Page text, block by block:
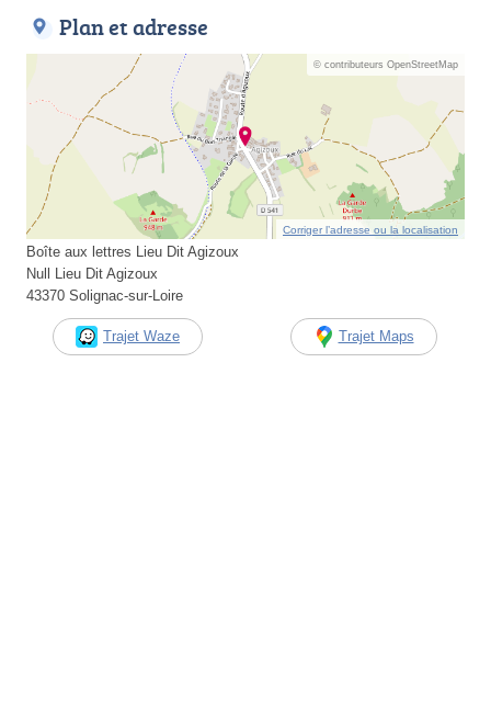
Plan et adresse
© contributeurs OpenStreetMap
Corriger l’adresse ou la localisation
Boîte aux lettres Lieu Dit Agizoux
Null Lieu Dit Agizoux
43370 Solignac-sur-Loire
Trajet Waze Trajet Maps